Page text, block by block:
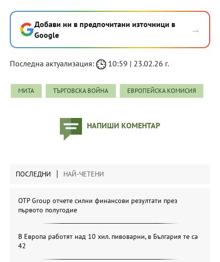
Добави ни в предпочитани източници в
Google
→
Последна актуализация: 10:59 | 23.02.26 г.
МИТА ТЪРГОВСКА ВОЙНА ЕВРОПЕЙСКА КОМИСИЯ
НАПИШИ КОМЕНТАР
ПОСЛЕДНИ НАЙ-ЧЕТЕНИ
OTP Group отчете силни финансови резултати през
първото полугодие
В Европа работят над 10 хил. пивоварни, в България те са
42